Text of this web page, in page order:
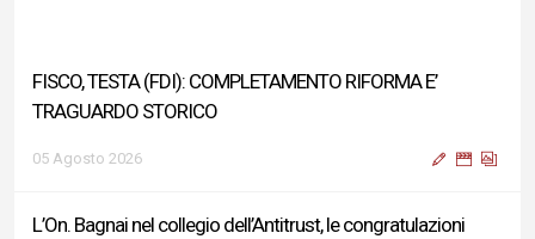
FISCO, TESTA (FDI): COMPLETAMENTO RIFORMA E’
TRAGUARDO STORICO
05 Agosto 2026
L’On. Bagnai nel collegio dell’Antitrust, le congratulazioni